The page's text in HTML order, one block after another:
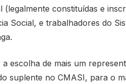
(legalmente constituídas e
Social, e trabalhadores do
escolha de mais um
suplente no CMASI, para o